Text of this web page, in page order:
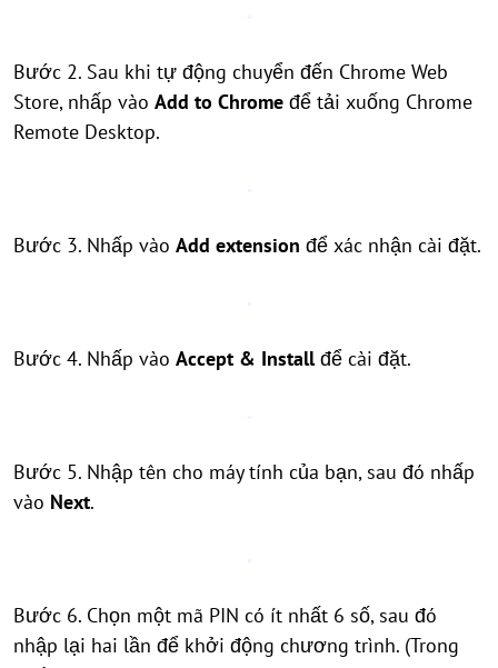
Bước 2. Sau khi tự động chuyển đến Chrome Web
Store, nhấp vào Add to Chrome để tải xuống Chrome
Remote Desktop.
Bước 3. Nhấp vào Add extension để xác nhận cài đặt.
Bước 4. Nhấp vào Accept & Installđể cài đặt.
Bước 5. Nhập tên cho máy tính của bạn, sau đó nhấp
vào Next.
Bước 6. Chọn một mã PIN có ít nhất 6 số, sau đó
nhập lại hai lần để khởi động chương trình. (Trong